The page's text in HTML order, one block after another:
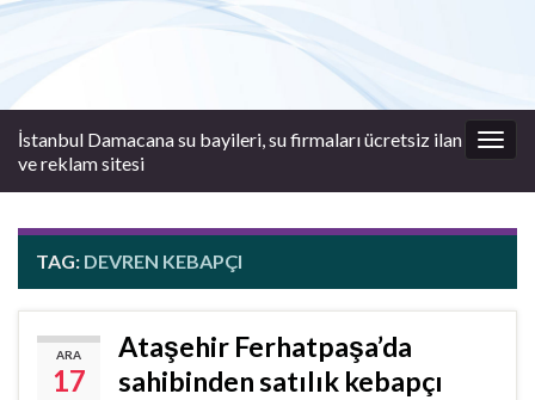
İstanbul Damacana su bayileri, su firmaları ücretsiz ilan
ve reklam sitesi
TAG: DEVREN KEBAPÇI
ARA
17
Ataşehir Ferhatpaşa’da
sahibinden satılık kebapçı